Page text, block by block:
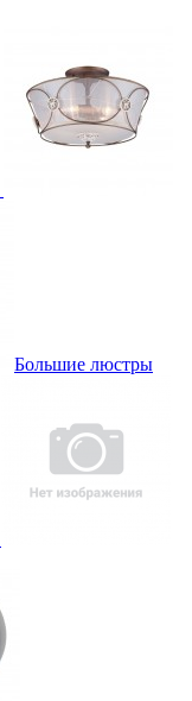
Большие люстры